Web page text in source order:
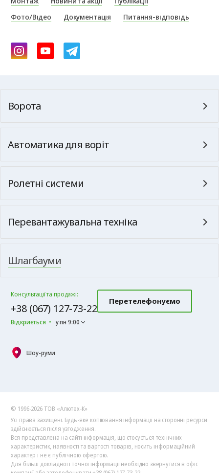
Фото/Відео
Документація Питання-відповідь
Ворота
Автоматика для воріт
Ролетні системи
Перевантажувальна техніка
Шлагбауми
Консультації та продажі:
+38 (067) 127-73-22
Відкриється у пн 9:00
Перетелефонуємо
Шоу-руми
© 1996-2026 ТОВ «Алютех‑К»
Усі права захищені. Будь-яке копіювання інформації на сторонні ресурси
здійснюється після узгодження.
Вся представлена на сайті інформація, що стосується технічних
характеристик, наявності та вартості товарів, носить інформаційний
характер і не є публічною офертою.
Для більш докладної і точної інформації необхідно звернутися в офіс